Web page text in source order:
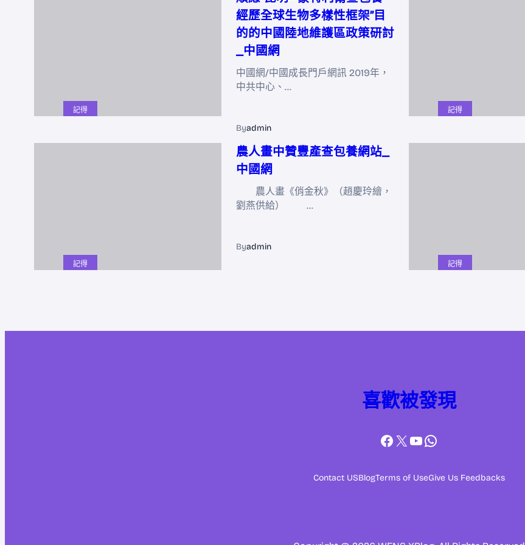
記得
經歷全球生物多樣性框架”目
的的中國陸地維護區政策研討
_中國網
中國網/中國成長門戶網訊 2019年，
中共中心、…
Byadmin
記得
記得
農人畫中贊豐產查包養網站_
中國網
農人畫《俏金秋》（趙慶玲繪，
劉燕供給） …
Byadmin
記得
喜歡被發現
Facebook
X YouTube
WhatsApp
Contact USBlogTerms of UseGive Us Feedbacks